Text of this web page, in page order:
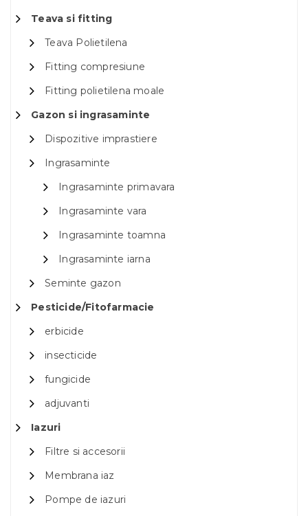
Teava si fitting
Teava Polietilena
Fitting compresiune
Fitting polietilena moale
Gazon si ingrasaminte
Dispozitive imprastiere
Ingrasaminte
Ingrasaminte primavara
Ingrasaminte vara
Ingrasaminte toamna
Ingrasaminte iarna
Seminte gazon
Pesticide/Fitofarmacie
erbicide
insecticide
fungicide
adjuvanti
Iazuri
Filtre si accesorii
Membrana iaz
Pompe de iazuri